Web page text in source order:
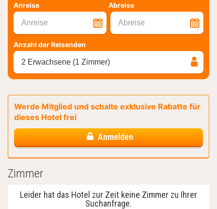
Anreise Abreise
Anreise Abreise
Anzahl der Reisenden
2 Erwachsene (1 Zimmer)
Werde Mitglied und schalte exklusive Rabatte für
dieses Hotel frei
Anmelden
Zimmer
Leider hat das Hotel zur Zeit keine Zimmer zu Ihrer
Suchanfrage.